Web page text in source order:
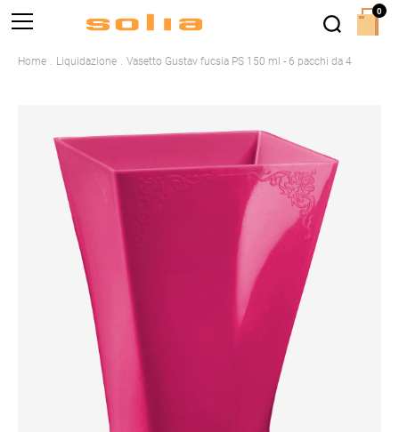
Home Liquidazione Vasetto Gustav fucsia PS 150 ml - 6 pacchi da 4
0